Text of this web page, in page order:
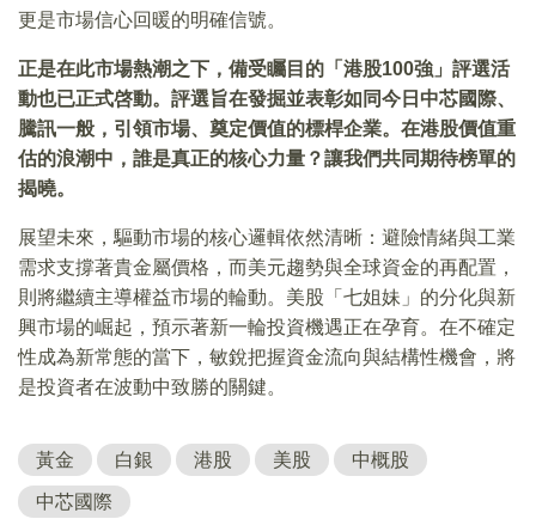
更是市場信心回暖的明確信號。
正是在此市場熱潮之下，備受矚目的「港股100強」評選活
動也已正式啓動。評選旨在發掘並表彰如同今日中芯國際、
騰訊一般，引領市場、奠定價值的標桿企業。在港股價值重
估的浪潮中，誰是真正的核心力量？讓我們共同期待榜單的
揭曉。
展望未來，驅動市場的核心邏輯依然清晰：避險情緒與工業
需求支撐著貴金屬價格，而美元趨勢與全球資金的再配置，
則將繼續主導權益市場的輪動。美股「七姐妹」的分化與新
興市場的崛起，預示著新一輪投資機遇正在孕育。在不確定
性成為新常態的當下，敏銳把握資金流向與結構性機會，將
是投資者在波動中致勝的關鍵。
黃金 白銀 港股 美股 中概股
中芯國際